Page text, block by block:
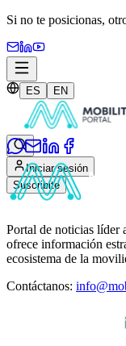
Si no te posicionas,
ES EN
Iniciar sesión
Suscribite
Portal de noticias líder
ofrece información
ecosistema de la
Contáctanos: